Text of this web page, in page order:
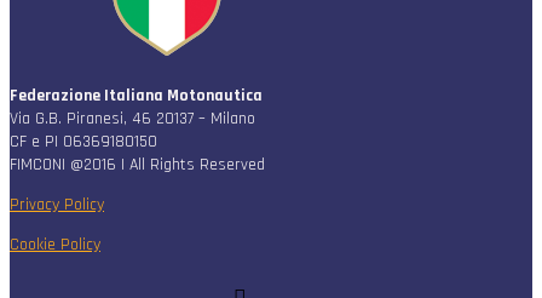
Federazione Italiana Motonautica
Via G.B. Piranesi, 46 20137 – Milano
CF e PI 06369180150
FIMCONI @2016 | All Rights Reserved
Privacy Policy
Cookie Policy